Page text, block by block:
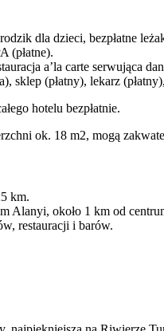
dla dzieci, bezpłatne
(płatne).
a’la carte serwująca
sklep (płatny), lekarz
hotelu bezpłatnie.
ok. 18 m2, mogą
km.
Alanyi, około 1 km od
restauracji i barów.